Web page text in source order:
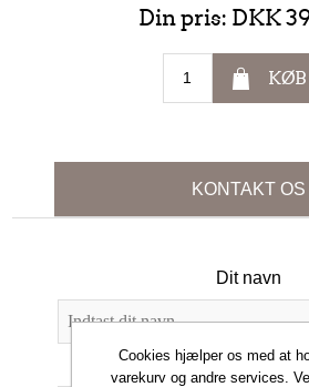
Din pris: DKK
KØB
KONTAKT OS
Dit navn
Din e-mail
Cookies hjælper os med at
varekurv og andre services.